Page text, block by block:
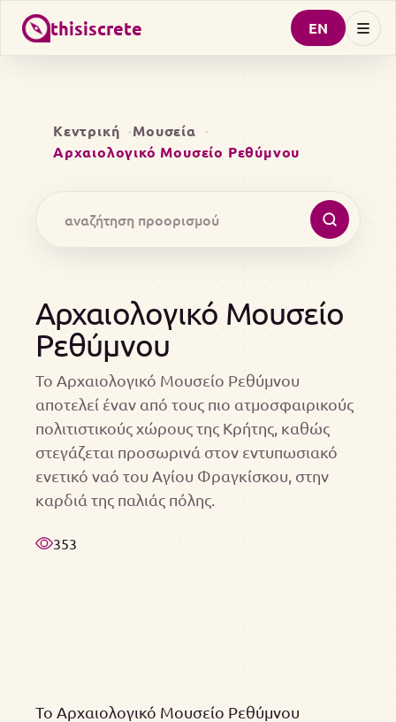
thisiscrete EN
Κεντρική
Μουσεία
Αρχαιολογικό Μουσείο Ρεθύμνου
Αρχαιολογικό Μουσείο
Ρεθύμνου
Το Αρχαιολογικό Μουσείο Ρεθύμνου
αποτελεί έναν από τους πιο ατμοσφαιρικούς
πολιτιστικούς χώρους της Κρήτης, καθώς
στεγάζεται προσωρινά στον εντυπωσιακό
ενετικό ναό του Αγίου Φραγκίσκου, στην
καρδιά της παλιάς πόλης.
353
Το Αρχαιολογικό Μουσείο Ρεθύμνου